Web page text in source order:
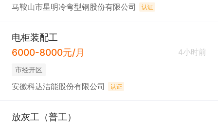
马鞍山市星明冷弯型钢股份有限公司 认证
电柜装配工
6000-8000元/月
4小时前
市经开区
安徽科达洁能股份有限公司 认证
放灰工（普工）